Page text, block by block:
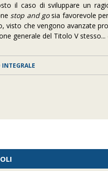
il caso di sviluppare un
stop and gosia favorevole
visto che vengono avanzate
generale del Titolo V